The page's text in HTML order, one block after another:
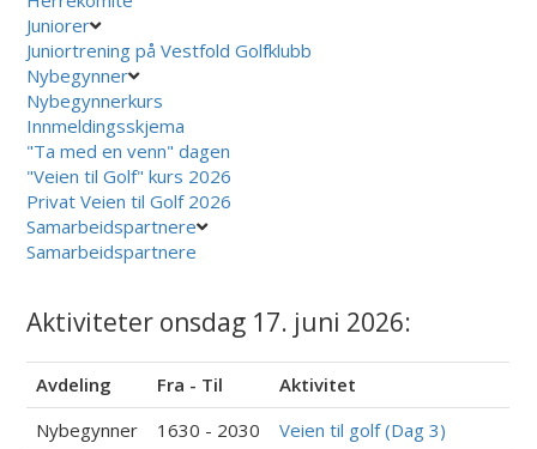
Juniorer
Juniortrening på Vestfold Golfklubb
Nybegynner
Nybegynnerkurs
Innmeldingsskjema
"Ta med en venn" dagen
"Veien til Golf" kurs 2026
Privat Veien til Golf 2026
Samarbeidspartnere
Samarbeidspartnere
Aktiviteter onsdag 17. juni 2026:
Avdeling Fra - Til
Aktivitet
Nybegynner
1630 - 2030 Veien til golf (Dag 3)